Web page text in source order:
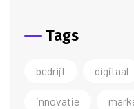
Tags
bedrijf digitaal
innovatie